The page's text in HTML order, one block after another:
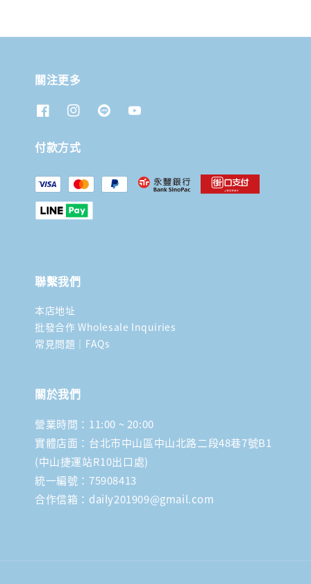
關注更多
付款方式
聯繫我們
本店地址
批發合作 Wholesale Inquiries
常見問題｜FAQs
關於我們
營業時間：11:00 ~ 20:00
實體店面：台北市中山區中山北路二段48巷7號B1
(中山捷運站R10出口處)
統一編號：75908413
合作信箱：daily201909@gmail.com